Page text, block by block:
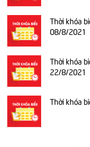
Thời khóa
08/8/2021
Thời khóa
22/8/2021
Thời khóa